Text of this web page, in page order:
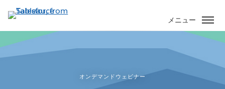
イ
ン
メニュー
オンデマンドウェビナー